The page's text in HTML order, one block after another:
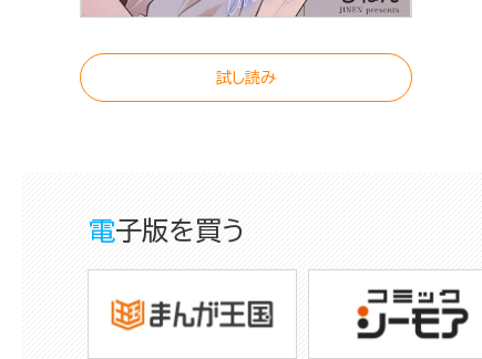
試し読み
電子版を買う